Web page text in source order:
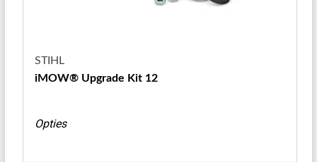
STIHL
iMOW® Upgrade Kit 12
Opties